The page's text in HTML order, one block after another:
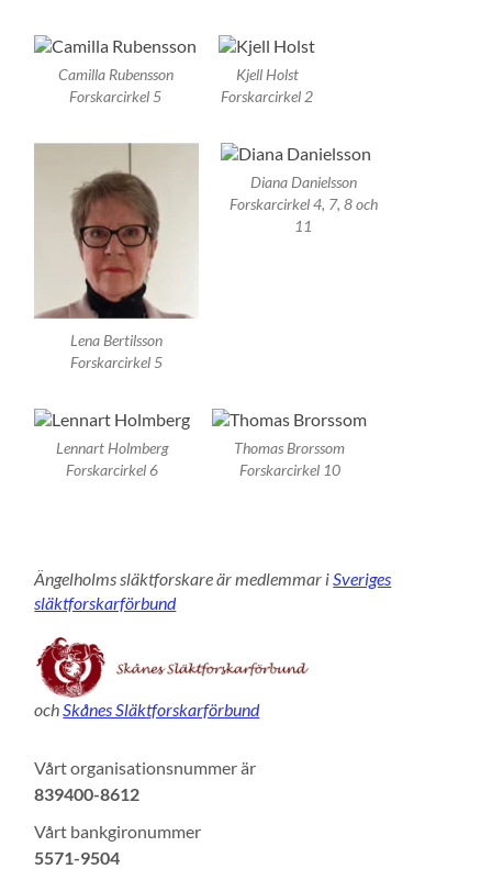
Camilla Rubensson
Forskarcirkel 5
Kjell Holst
Forskarcirkel 2
Lena Bertilsson
Forskarcirkel 5
Diana Danielsson
Forskarcirkel 4, 7, 8 och
11
Lennart Holmberg
Forskarcirkel 6
Thomas Brorssom
Forskarcirkel 10
Ängelholms släktforskare är medlemmar iSveriges
släktforskarförbund
ochSkånes Släktforskarförbund
Vårt organisationsnummer är
839400-8612
Vårt bankgironummer
5571-9504